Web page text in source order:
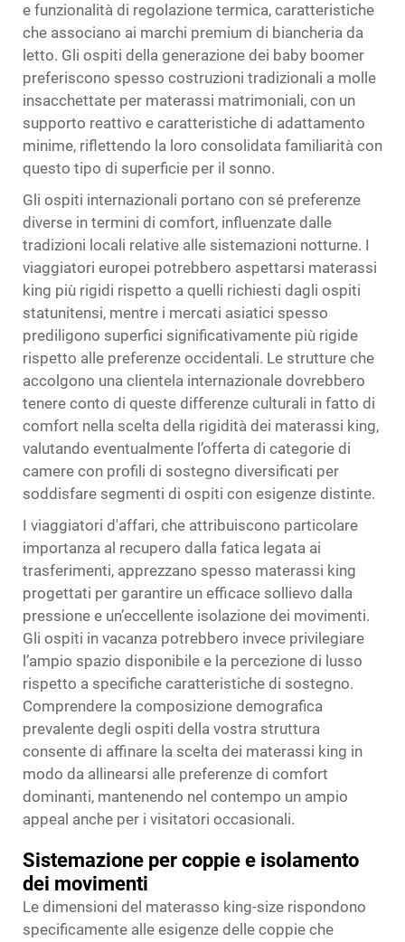
e funzionalità di regolazione termica, caratteristiche
che associano ai marchi premium di biancheria da
letto. Gli ospiti della generazione dei baby boomer
preferiscono spesso costruzioni tradizionali a molle
insacchettate per materassi matrimoniali, con un
supporto reattivo e caratteristiche di adattamento
minime, riflettendo la loro consolidata familiarità con
questo tipo di superficie per il sonno.
Gli ospiti internazionali portano con sé preferenze
diverse in termini di comfort, influenzate dalle
tradizioni locali relative alle sistemazioni notturne. I
viaggiatori europei potrebbero aspettarsi materassi
king più rigidi rispetto a quelli richiesti dagli ospiti
statunitensi, mentre i mercati asiatici spesso
prediligono superfici significativamente più rigide
rispetto alle preferenze occidentali. Le strutture che
accolgono una clientela internazionale dovrebbero
tenere conto di queste differenze culturali in fatto di
comfort nella scelta della rigidità dei materassi king,
valutando eventualmente l’offerta di categorie di
camere con profili di sostegno diversificati per
soddisfare segmenti di ospiti con esigenze distinte.
I viaggiatori d'affari, che attribuiscono particolare
importanza al recupero dalla fatica legata ai
trasferimenti, apprezzano spesso materassi king
progettati per garantire un efficace sollievo dalla
pressione e un’eccellente isolazione dei movimenti.
Gli ospiti in vacanza potrebbero invece privilegiare
l’ampio spazio disponibile e la percezione di lusso
rispetto a specifiche caratteristiche di sostegno.
Comprendere la composizione demografica
prevalente degli ospiti della vostra struttura
consente di affinare la scelta dei materassi king in
modo da allinearsi alle preferenze di comfort
dominanti, mantenendo nel contempo un ampio
appeal anche per i visitatori occasionali.
Sistemazione per coppie e isolamento
dei movimenti
Le dimensioni del materasso king-size rispondono
specificamente alle esigenze delle coppie che